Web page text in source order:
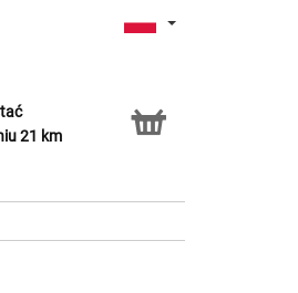
21 km